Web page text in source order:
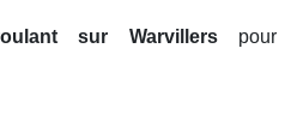
sur Warvillers pour